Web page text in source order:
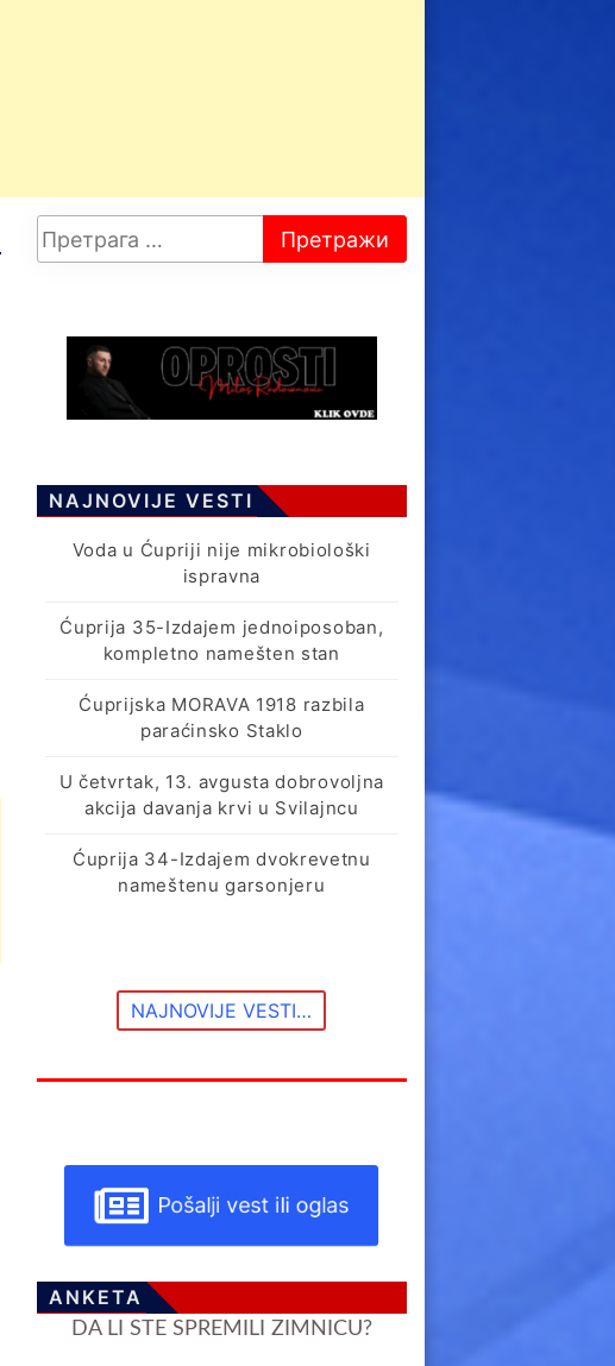
NAJNOVIJE VESTI
Voda u Ćupriji nije mikrobiološki
ispravna
Ćuprija 35-Izdajem jednoiposoban,
kompletno namešten stan
Ćuprijska MORAVA 1918 razbila
paraćinsko Staklo
U četvrtak, 13. avgusta dobrovoljna
akcija davanja krvi u Svilajncu
Ćuprija 34-Izdajem dvokrevetnu
nameštenu garsonjeru
NAJNOVIJE VESTI…
Pošalji vest ili oglas
ANKETA
DA LI STE SPREMILI ZIMNICU?